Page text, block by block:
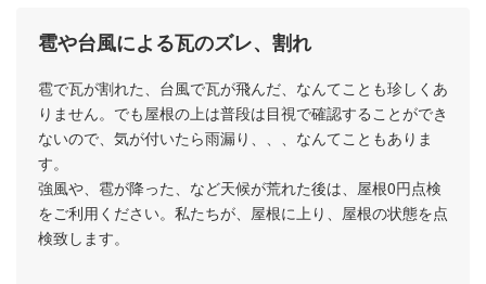
雹や台風による瓦のズレ、割れ
雹で瓦が割れた、台風で瓦が飛んだ、なんてことも珍しくあ
りません。でも屋根の上は普段は目視で確認することができ
ないので、気が付いたら雨漏り、、、なんてこともありま
す。
強風や、雹が降った、など天候が荒れた後は、屋根0円点検
をご利用ください。私たちが、屋根に上り、屋根の状態を点
検致します。